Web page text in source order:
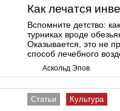
Как лечатся
Вспомните детство:
турниках вроде
Оказывается, это не
способ лечебного
Аскольд Эпов
Статьи Культура